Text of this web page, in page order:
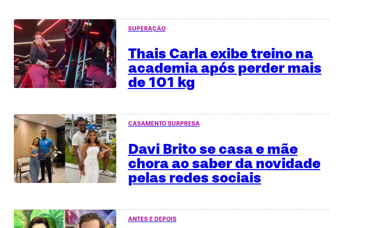
SUPERAÇÃO
Thais Carla exibe treino na
academia após perder mais
de 101 kg
CASAMENTO SURPRESA
Davi Brito se casa e mãe
chora ao saber da novidade
pelas redes sociais
ANTES E DEPOIS